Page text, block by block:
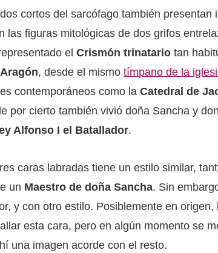
cortos del sarcófago también presentan
las figuras mitológicas de dos grifos
elCrismón trinatario tan
, desde el mismotímpano de la
contemporáneos como laCatedral de
por cierto también vivió doña Sancha y
Alfonso I el Batallador.
caras labradas tiene un estilo similar,
un Maestro de doña Sancha. Sin
y con otro estilo. Posiblemente en origen,
esta cara, pero en algún momento se
una imagen acorde con el resto.